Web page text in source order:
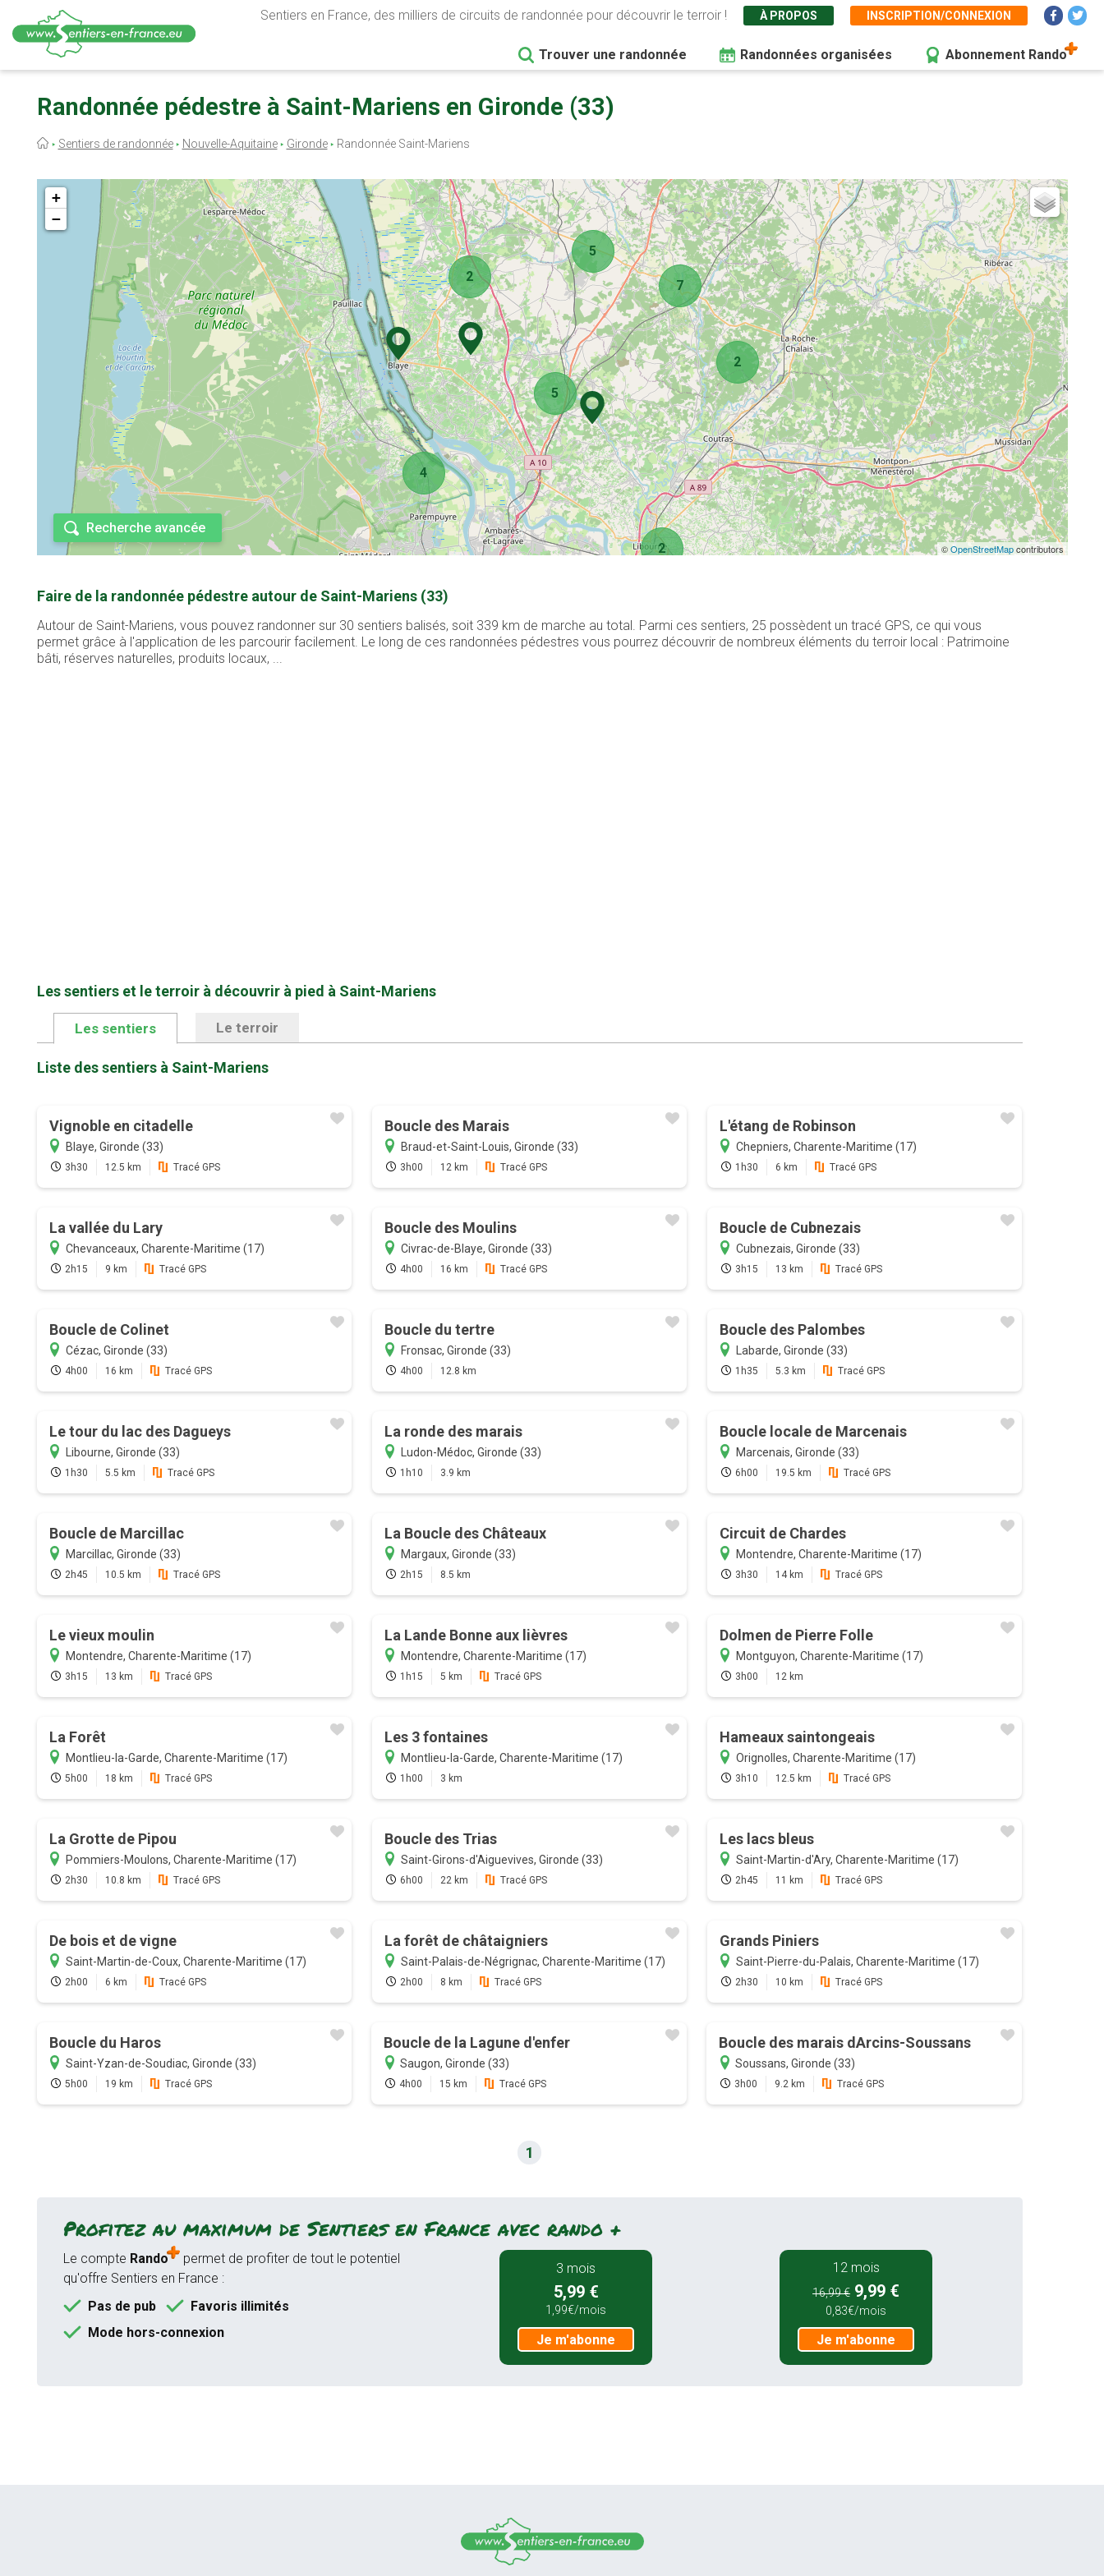
contenu
Sentiers en France, des milliers de circuits de randonnée pour découvrir le terroir ! À PROPOS INSCRIPTION/CONNEXION
Trouver une randonnée Randonnées organisées Abonnement Rando
Randonnée pédestre à Saint-Mariens en Gironde (33)
Fil
Sentiers de randonnée Nouvelle-Aquitaine Gironde Randonnée Saint-Mariens
2
2
4
2
7
5
5
+
−
©OpenStreetMapcontributors
Recherche avancée
Faire de la randonnée pédestre autour de Saint-Mariens (33)
Autour de Saint-Mariens, vous pouvez randonner sur 30 sentiers balisés, soit 339 km de marche au total. Parmi ces sentiers, 25 possèdent un tracé GPS, ce qui vous
permet grâce à l'application de les parcourir facilement. Le long de ces randonnées pédestres vous pourrez découvrir de nombreux éléments du terroir local : Patrimoine
bâti, réserves naturelles, produits locaux, ...
Les sentiers et le terroir à découvrir à pied à Saint-Mariens
Les sentiers Le terroir
Liste des sentiers à Saint-Mariens
Vignoble en citadelle
Blaye, Gironde (33)
3h30 12.5 km Tracé GPS
Boucle des Marais
Braud-et-Saint-Louis, Gironde (33)
3h00 12 km Tracé GPS
L'étang de Robinson
Chepniers, Charente-Maritime (17)
1h30 6 km Tracé GPS
La vallée du Lary
Chevanceaux, Charente-Maritime (17)
2h15 9 km Tracé GPS
Boucle des Moulins
Civrac-de-Blaye, Gironde (33)
4h00 16 km Tracé GPS
Boucle de Cubnezais
Cubnezais, Gironde (33)
3h15 13 km Tracé GPS
Boucle de Colinet
Cézac, Gironde (33)
4h00 16 km Tracé GPS
Boucle du tertre
Fronsac, Gironde (33)
4h00 12.8 km
Boucle des Palombes
Labarde, Gironde (33)
1h35 5.3 km Tracé GPS
Le tour du lac des Dagueys
Libourne, Gironde (33)
1h30 5.5 km Tracé GPS
La ronde des marais
Ludon-Médoc, Gironde (33)
1h10 3.9 km
Boucle locale de Marcenais
Marcenais, Gironde (33)
6h00 19.5 km Tracé GPS
Boucle de Marcillac
Marcillac, Gironde (33)
2h45 10.5 km Tracé GPS
La Boucle des Châteaux
Margaux, Gironde (33)
2h15 8.5 km
Circuit de Chardes
Montendre, Charente-Maritime (17)
3h30 14 km Tracé GPS
Le vieux moulin
Montendre, Charente-Maritime (17)
3h15 13 km Tracé GPS
La Lande Bonne aux lièvres
Montendre, Charente-Maritime (17)
1h15 5 km Tracé GPS
Dolmen de Pierre Folle
Montguyon, Charente-Maritime (17)
3h00 12 km
La Forêt
Montlieu-la-Garde, Charente-Maritime (17)
5h00 18 km Tracé GPS
Les 3 fontaines
Montlieu-la-Garde, Charente-Maritime (17)
1h00 3 km
Hameaux saintongeais
Orignolles, Charente-Maritime (17)
3h10 12.5 km Tracé GPS
La Grotte de Pipou
Pommiers-Moulons, Charente-Maritime (17)
2h30 10.8 km Tracé GPS
Boucle des Trias
Saint-Girons-d'Aiguevives, Gironde (33)
6h00 22 km Tracé GPS
Les lacs bleus
Saint-Martin-d'Ary, Charente-Maritime (17)
2h45 11 km Tracé GPS
De bois et de vigne
Saint-Martin-de-Coux, Charente-Maritime (17)
2h00 6 km Tracé GPS
La forêt de châtaigniers
Saint-Palais-de-Négrignac, Charente-Maritime (17)
2h00 8 km Tracé GPS
Grands Piniers
Saint-Pierre-du-Palais, Charente-Maritime (17)
2h30 10 km Tracé GPS
Boucle du Haros
Saint-Yzan-de-Soudiac, Gironde (33)
5h00 19 km Tracé GPS
Boucle de la Lagune d'enfer
Saugon, Gironde (33)
4h00 15 km Tracé GPS
Boucle des marais dArcins-Soussans
Soussans, Gironde (33)
3h00 9.2 km Tracé GPS
1
Profitez au maximum de Sentiers en France avec rando +
Le compte Rando
permet de profiter de tout le potentiel
qu'offre Sentiers en France :
Pas de pub
Favoris illimités
Mode hors-connexion
3 mois
5,99 €
1,99€/mois
Je m'abonne
12 mois
16,99 € 9,99 €
0,83€/mois
Je m'abonne